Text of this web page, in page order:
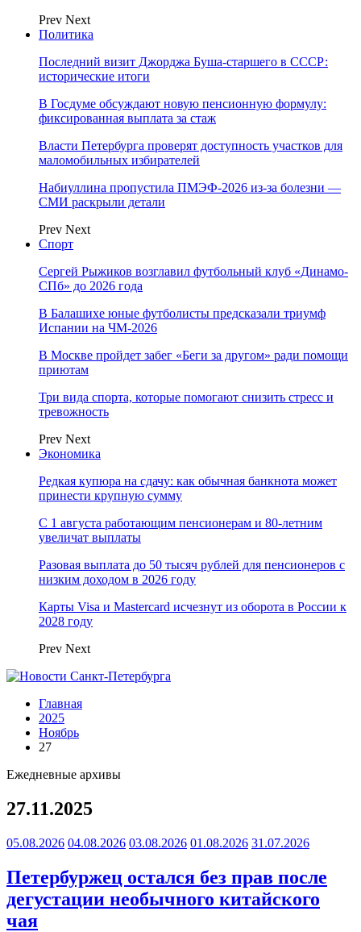
Prev Next
Политика
Последний визит Джорджа Буша-старшего в СССР:
исторические итоги
В Госдуме обсуждают новую пенсионную формулу:
фиксированная выплата за стаж
Власти Петербурга проверят доступность участков для
маломобильных избирателей
Набиуллина пропустила ПМЭФ-2026 из-за болезни —
СМИ раскрыли детали
Prev Next
Спорт
Сергей Рыжиков возглавил футбольный клуб «Динамо-
СПб» до 2026 года
В Балашихе юные футболисты предсказали триумф
Испании на ЧМ-2026
В Москве пройдет забег «Беги за другом» ради помощи
приютам
Три вида спорта, которые помогают снизить стресс и
тревожность
Prev Next
Экономика
Редкая купюра на сдачу: как обычная банкнота может
принести крупную сумму
С 1 августа работающим пенсионерам и 80-летним
увеличат выплаты
Разовая выплата до 50 тысяч рублей для пенсионеров с
низким доходом в 2026 году
Карты Visa и Mastercard исчезнут из оборота в России к
2028 году
Prev Next
Главная
2025
Ноябрь
27
Ежедневные архивы
27.11.2025
05.08.2026 04.08.2026 03.08.2026 01.08.2026 31.07.2026
Петербуржец остался без прав после
дегустации необычного китайского
чая